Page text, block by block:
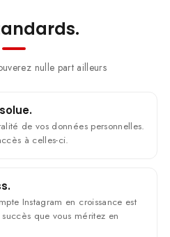
nulle part ailleurs
de vos données personnelles.
à celles-ci.
Instagram en croissance est
que vous méritez en